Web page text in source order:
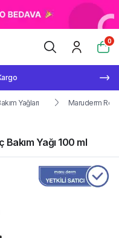
0
Yağları Maruderm
Yağı 100 ml